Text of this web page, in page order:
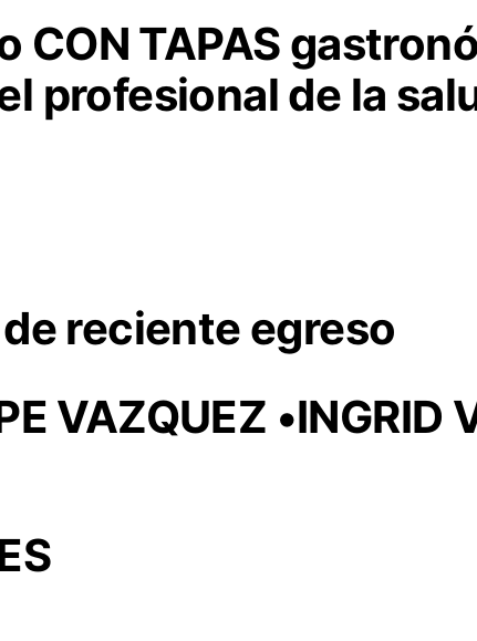
CON TAPAS
profesional de la
reciente egreso
VAZQUEZ •INGRID